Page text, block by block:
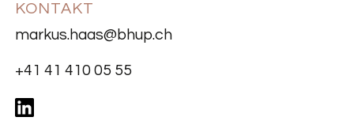
KONTAKT
markus.haas@bhup.ch
+41 41 410 05 55